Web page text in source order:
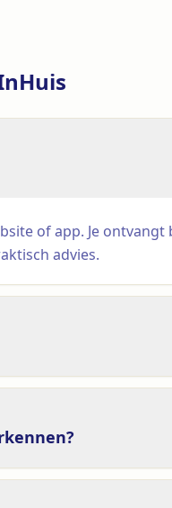
of app. Je ontvangt
advies.